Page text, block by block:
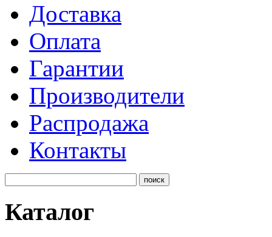
Доставка
Оплата
Гарантии
Производители
Распродажа
Контакты
Каталог